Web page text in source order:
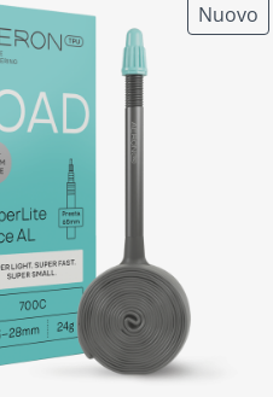
Nuovo